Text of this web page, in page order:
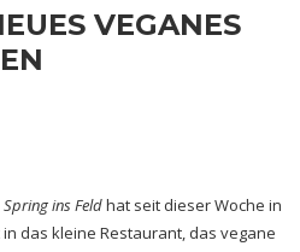
VEGANES R
Spring ins Feldhat seit dieser Woche in
das kleine Restaurant, das vegane